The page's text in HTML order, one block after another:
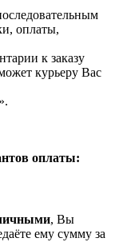
оплаты,
к заказу
курьеру Вас
оплаты:
, Вы
ему сумму за